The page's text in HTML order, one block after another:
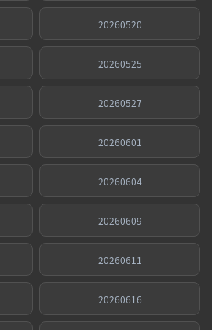
20260520
20260525
20260527
20260601
20260604
20260609
20260611
20260616